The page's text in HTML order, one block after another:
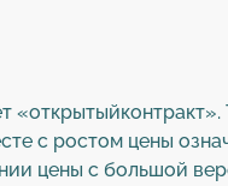
с ростом цены
цены с большой